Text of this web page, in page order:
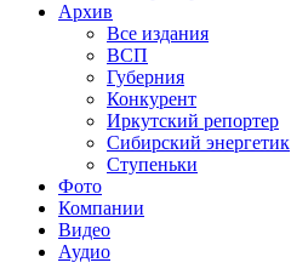
Архив
Все издания
ВСП
Губерния
Конкурент
Иркутский репортер
Сибирский энергетик
Ступеньки
Фото
Компании
Видео
Аудио